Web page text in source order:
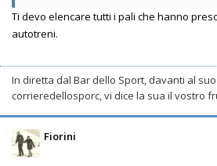
Ti devo elencare tutti i pali che hanno
autotreni.
In diretta dal Bar dello Sport, davanti al
corrieredellosporc, vi dice la sua il vostro
Fiorini